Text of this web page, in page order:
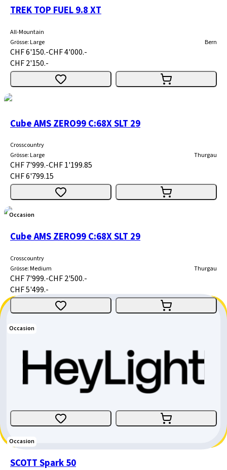
TREK TOP FUEL 9.8 XT
All-Mountain
Grösse:Large Bern
CHF 6'150.-CHF 4'000.-
CHF 2'150.-
Cube AMS ZERO99 C:68X SLT 29
Crosscountry
Grösse:Large Thurgau
CHF 7'999.-CHF 1'199.85
CHF 6'799.15
Occasion
Cube AMS ZERO99 C:68X SLT 29
Crosscountry
Grösse:Medium Thurgau
CHF 7'999.-CHF 2'500.-
CHF 5'499.-
Occasion
SCOTT Genius 900 Tuned AXS
Grösse
CHF 2'900.-
Occasion
SCOTT Spark 50